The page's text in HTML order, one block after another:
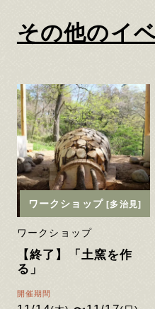
その他のイ
ワークショップ [多治見]
ワークショップ
【終了】「土窯を作
る」
開催期間